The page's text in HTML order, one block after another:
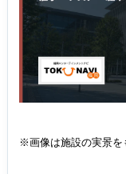
※画像は施設の実景を